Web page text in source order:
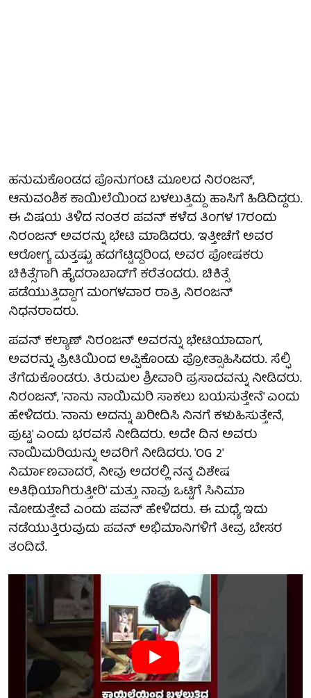
ಹನುಮಕೊಂಡದ ಪೊನುಗಂಟಿ ಮೂಲದ ನಿರಂಜನ್,
ಆನುವಂಶಿಕ ಕಾಯಿಲೆಯಿಂದ ಬಳಲುತ್ತಿದ್ದು ಹಾಸಿಗೆ ಹಿಡಿದಿದ್ದರು.
ಈ ವಿಷಯ ತಿಳಿದ ನಂತರ ಪವನ್ ಕಳೆದ ತಿಂಗಳ 17ರಂದು
ನಿರಂಜನ್ ಅವರನ್ನು ಭೇಟಿ ಮಾಡಿದರು. ಇತ್ತೀಚೆಗೆ ಅವರ
ಆರೋಗ್ಯ ಮತ್ತಷ್ಟು ಹದಗೆಟ್ಟಿದ್ದರಿಂದ, ಅವರ ಪೋಷಕರು
ಚಿಕಿತ್ಸೆಗಾಗಿ ಹೈದರಾಬಾದ್‌ಗೆ ಕರೆತಂದರು. ಚಿಕಿತ್ಸೆ
ಪಡೆಯುತ್ತಿದ್ದಾಗ ಮಂಗಳವಾರ ರಾತ್ರಿ ನಿರಂಜನ್
ನಿಧನರಾದರು.
ಪವನ್ ಕಲ್ಯಾಣ್ ನಿರಂಜನ್ ಅವರನ್ನು ಭೇಟಿಯಾದಾಗ,
ಅವರನ್ನು ಪ್ರೀತಿಯಿಂದ ಅಪ್ಪಿಕೊಂಡು ಪ್ರೋತ್ಸಾಹಿಸಿದರು. ಸೆಲ್ಫಿ
ತೆಗೆದುಕೊಂಡರು. ತಿರುಮಲ ಶ್ರೀವಾರಿ ಪ್ರಸಾದವನ್ನು ನೀಡಿದರು.
ನಿರಂಜನ್, 'ನಾನು ನಾಯಿಮರಿ ಸಾಕಲು ಬಯಸುತ್ತೇನೆ' ಎಂದು
ಹೇಳಿದರು. 'ನಾನು ಅದನ್ನು ಖರೀದಿಸಿ ನಿನಗೆ ಕಳುಹಿಸುತ್ತೇನೆ,
ಪುಟ್ಟ' ಎಂದು ಭರವಸೆ ನೀಡಿದರು. ಅದೇ ದಿನ ಅವರು
ನಾಯಿಮರಿಯನ್ನು ಅವರಿಗೆ ನೀಡಿದರು. 'OG 2'
ನಿರ್ಮಾಣವಾದರೆ, ನೀವು ಅದರಲ್ಲಿ ನನ್ನ ವಿಶೇಷ
ಅತಿಥಿಯಾಗಿರುತ್ತೀರಿ' ಮತ್ತು ನಾವು ಒಟ್ಟಿಗೆ ಸಿನಿಮಾ
ನೋಡುತ್ತೇವೆ ಎಂದು ಪವನ್ ಹೇಳಿದರು. ಈ ಮಧ್ಯೆ ಇದು
ನಡೆಯುತ್ತಿರುವುದು ಪವನ್ ಅಭಿಮಾನಿಗಳಿಗೆ ತೀವ್ರ ಬೇಸರ
ತಂದಿದೆ.